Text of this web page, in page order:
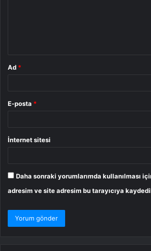
Ad *
E-posta *
İnternet sitesi
Daha sonraki yorumlarımda kullanılması
adresim ve site adresim bu tarayıcıya